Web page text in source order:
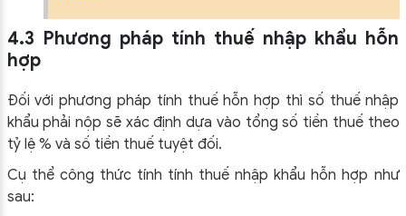
4.3 Phương pháp tính thuế nhập khẩu hỗn
hợp
Đối với phương pháp tính thuế hỗn hợp thì số thuế nhập
khẩu phải nộp sẽ xác định dựa vào tổng số tiền thuế theo
tỷ lệ % và số tiền thuế tuyệt đối.
Cụ thể công thức tính tính thuế nhập khẩu hỗn hợp như
sau: